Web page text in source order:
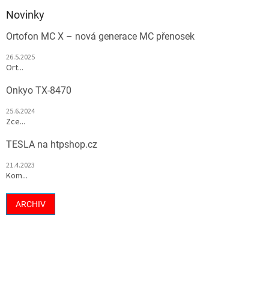
Novinky
Ortofon MC X – nová generace MC přenosek
26.5.2025
Ort...
Onkyo TX-8470
25.6.2024
Zce...
TESLA na htpshop.cz
21.4.2023
Kom...
ARCHIV